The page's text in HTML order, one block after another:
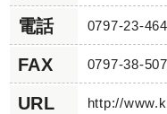
電話 0797-23-
FAX 0797-38-
URL http://